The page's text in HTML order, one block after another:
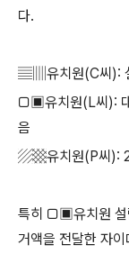
다.
▤▥ 유치원(C씨 ):
▢▣유치원(L씨 ):
음
▨▩유치원(P씨 ):
특히 ▢▣유치원
거액을 전달한 자이